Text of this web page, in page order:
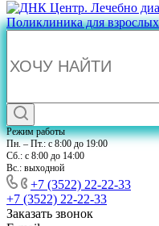
Режим работы
Пн. – Пт.: с 8:00 до 19:00
Сб.: с 8:00 до 14:00
Вс.: выходной
+7 (3522) 22-22-33
+7 (3522) 22-22-33
Заказать звонок